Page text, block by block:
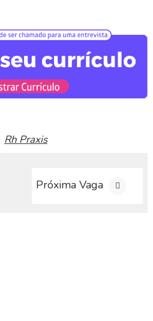
Rh Praxis
Próxima Vaga